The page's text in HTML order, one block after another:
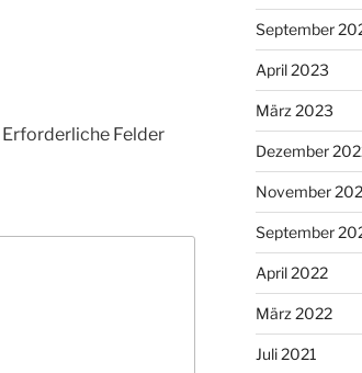
Erforderliche Felder
September
April 2023
März 2023
Dezember
November
September
April 2022
März 2022
Juli 2021